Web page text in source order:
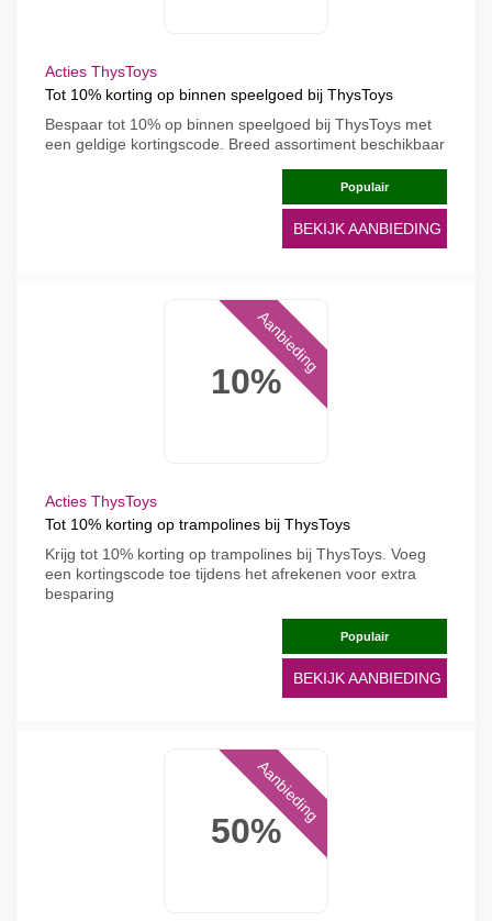
Acties ThysToys
Tot 10% korting op binnen speelgoed bij ThysToys
Bespaar tot 10% op binnen speelgoed bij ThysToys met
een geldige kortingscode. Breed assortiment beschikbaar
Populair
BEKIJK AANBIEDING
10%
Aanbieding
Acties ThysToys
Tot 10% korting op trampolines bij ThysToys
Krijg tot 10% korting op trampolines bij ThysToys. Voeg
een kortingscode toe tijdens het afrekenen voor extra
besparing
Populair
BEKIJK AANBIEDING
50%
Aanbieding